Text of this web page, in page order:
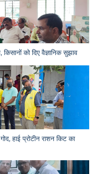
को दिए वैज्ञानिक सुझाव
हाई प्रोटीन राशन किट का